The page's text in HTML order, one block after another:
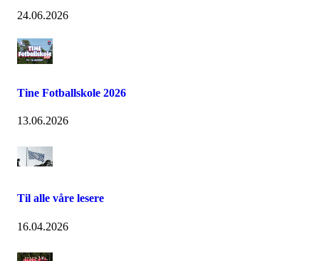
24.06.2026
Tine Fotballskole 2026
13.06.2026
Til alle våre lesere
16.04.2026